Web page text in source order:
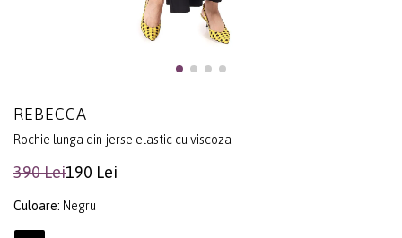
REBECCA
Rochie lunga din jerse elastic cu viscoza
390 Lei190 Lei
Culoare: Negru